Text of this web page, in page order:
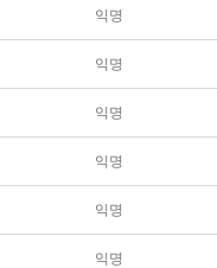
익명
익명
익명
익명
익명
익명